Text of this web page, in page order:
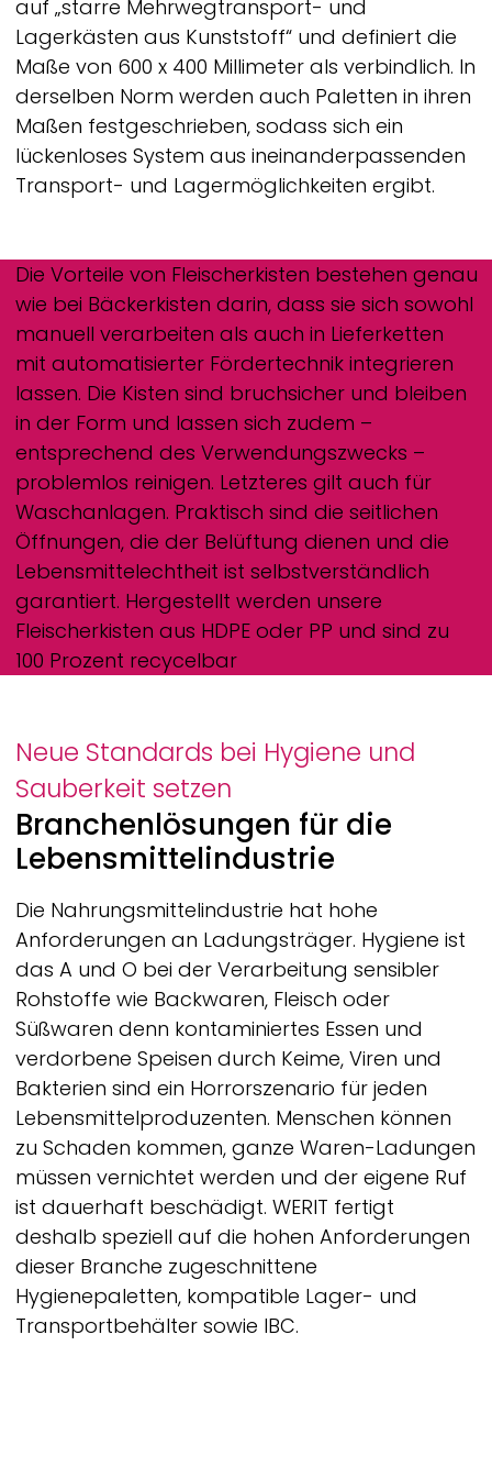
auf „starre Mehrwegtransport- und
Lagerkästen aus Kunststoff“ und definiert die
Maße von 600 x 400 Millimeter als verbindlich. In
derselben Norm werden auch Paletten in ihren
Maßen festgeschrieben, sodass sich ein
lückenloses System aus ineinanderpassenden
Transport- und Lagermöglichkeiten ergibt.
Die Vorteile von Fleischerkisten bestehen genau
wie bei Bäckerkisten darin, dass sie sich sowohl
manuell verarbeiten als auch in Lieferketten
mit automatisierter Fördertechnik integrieren
lassen. Die Kisten sind bruchsicher und bleiben
in der Form und lassen sich zudem –
entsprechend des Verwendungszwecks –
problemlos reinigen. Letzteres gilt auch für
Waschanlagen. Praktisch sind die seitlichen
Öffnungen, die der Belüftung dienen und die
Lebensmittelechtheit ist selbstverständlich
garantiert. Hergestellt werden unsere
Fleischerkisten aus HDPE oder PP und sind zu
100 Prozent recycelbar
Neue Standards bei Hygiene und
Sauberkeit setzen
Branchenlösungen für die
Lebensmittelindustrie
Die Nahrungsmittelindustrie hat hohe
Anforderungen an Ladungsträger. Hygiene ist
das A und O bei der Verarbeitung sensibler
Rohstoffe wie Backwaren, Fleisch oder
Süßwaren denn kontaminiertes Essen und
verdorbene Speisen durch Keime, Viren und
Bakterien sind ein Horrorszenario für jeden
Lebensmittelproduzenten. Menschen können
zu Schaden kommen, ganze Waren-Ladungen
müssen vernichtet werden und der eigene Ruf
ist dauerhaft beschädigt. WERIT fertigt
deshalb speziell auf die hohen Anforderungen
dieser Branche zugeschnittene
Hygienepaletten, kompatible Lager- und
Transportbehälter sowie IBC.